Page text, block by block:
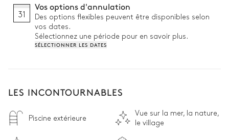
sauvages de l'Algarve. Après un après-midi sur le sable,
rentrez chez vous et installez-vous dans la salle de jeux pour
une partie avec vos proches avant de vous blottir ensemble
devant un film dans la salle de télévision.
31
Vos options d'annulation
Des options flexibles peuvent être disponibles selon
vos dates.
Sélectionnez une période pour en savoir plus.
SÉLECTIONNER LES DATES
LES INCONTOURNABLES
Piscine extérieure
Vue sur la mer, la nature,
le village